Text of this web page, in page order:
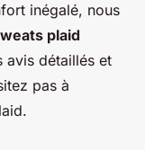
inégalé, nous
plaid
avis détaillés et
pas à